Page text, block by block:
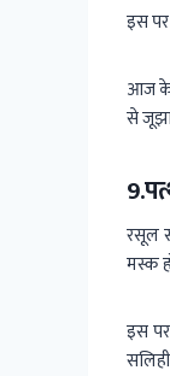
इस
आज के
से
रसूल
मस्क
इस